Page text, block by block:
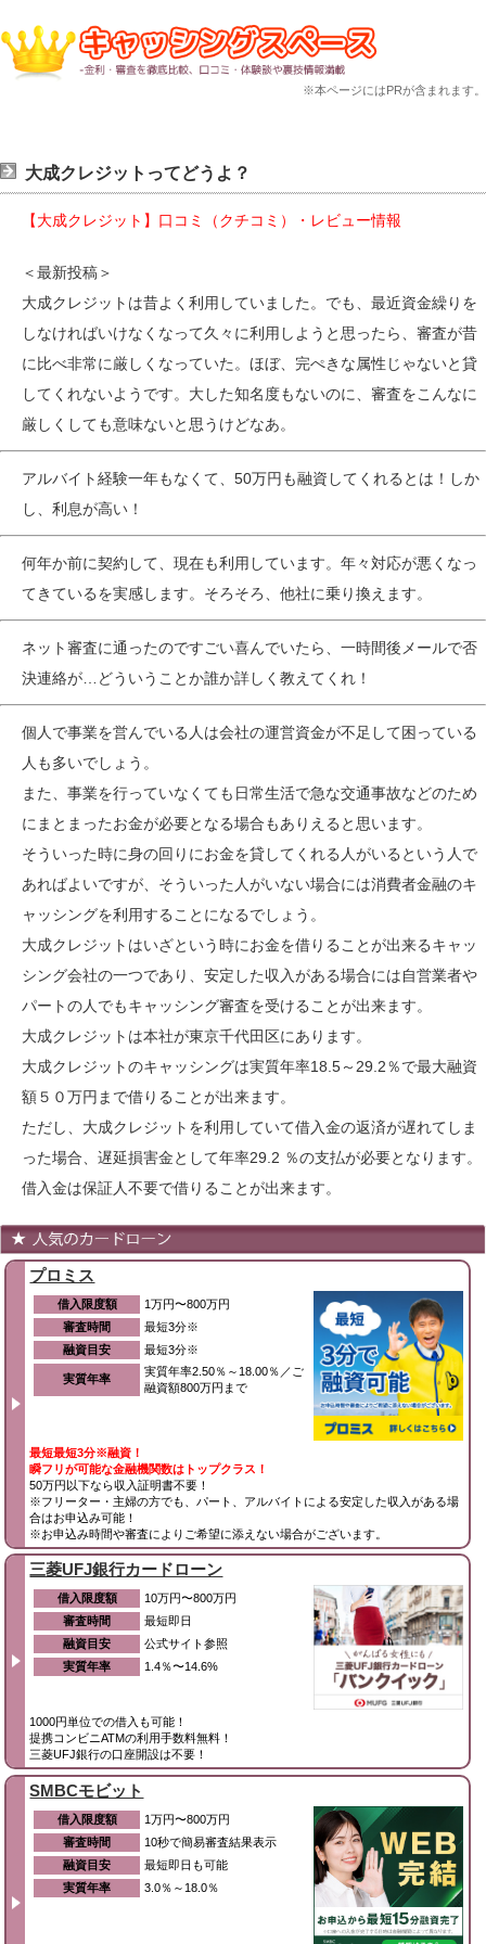
※本ページにはPRが含まれます。
大成クレジットってどうよ？
【大成クレジット】口コミ（クチコミ）・レビュー情報
＜最新投稿＞
大成クレジットは昔よく利用していました。でも、最近資金繰りを
しなければいけなくなって久々に利用しようと思ったら、審査が昔
に比べ非常に厳しくなっていた。ほぼ、完ぺきな属性じゃないと貸
してくれないようです。大した知名度もないのに、審査をこんなに
厳しくしても意味ないと思うけどなあ。
アルバイト経験一年もなくて、50万円も融資してくれるとは！しか
し、利息が高い！
何年か前に契約して、現在も利用しています。年々対応が悪くなっ
てきているを実感します。そろそろ、他社に乗り換えます。
ネット審査に通ったのですごい喜んでいたら、一時間後メールで否
決連絡が…どういうことか誰か詳しく教えてくれ！
個人で事業を営んでいる人は会社の運営資金が不足して困っている
人も多いでしょう。
また、事業を行っていなくても日常生活で急な交通事故などのため
にまとまったお金が必要となる場合もありえると思います。
そういった時に身の回りにお金を貸してくれる人がいるという人で
あればよいですが、そういった人がいない場合には消費者金融のキ
ャッシングを利用することになるでしょう。
大成クレジットはいざという時にお金を借りることが出来るキャッ
シング会社の一つであり、安定した収入がある場合には自営業者や
パートの人でもキャッシング審査を受けることが出来ます。
大成クレジットは本社が東京千代田区にあります。
大成クレジットのキャッシングは実質年率18.5～29.2％で最大融資
額５０万円まで借りることが出来ます。
ただし、大成クレジットを利用していて借入金の返済が遅れてしま
った場合、遅延損害金として年率29.2 ％の支払が必要となります。
借入金は保証人不要で借りることが出来ます。
プロミス
借入限度額
1万円〜800万円
審査時間
最短3分※
融資目安
最短3分※
実質年率
実質年率2.50％～18.00％／ご
融資額800万円まで
最短最短3分※融資！
瞬フリが可能な金融機関数はトップクラス！
50万円以下なら収入証明書不要！
※フリーター・主婦の方でも、パート、アルバイトによる安定した収入がある場
合はお申込み可能！
※お申込み時間や審査によりご希望に添えない場合がございます。
三菱UFJ銀行カードローン
借入限度額
10万円〜800万円
審査時間
最短即日
融資目安
公式サイト参照
実質年率
1.4％〜14.6%
1000円単位での借入も可能！
提携コンビニATMの利用手数料無料！
三菱UFJ銀行の口座開設は不要！
SMBCモビット
借入限度額
1万円〜800万円
審査時間
10秒で簡易審査結果表示
融資目安
最短即日も可能
実質年率
3.0％～18.0％